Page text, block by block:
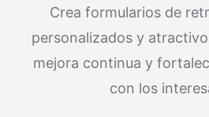
Crea formularios de
personalizados y
mejora continua y
con los